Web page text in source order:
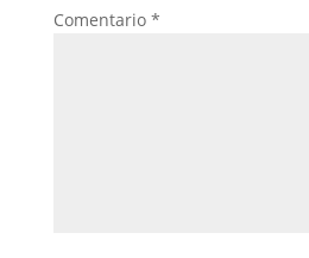
Comentario *